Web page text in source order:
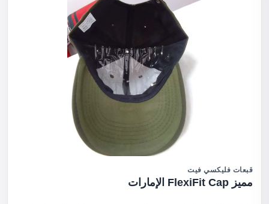
قبعات فليكسي فيت
مميز FlexiFit Cap الإمارات